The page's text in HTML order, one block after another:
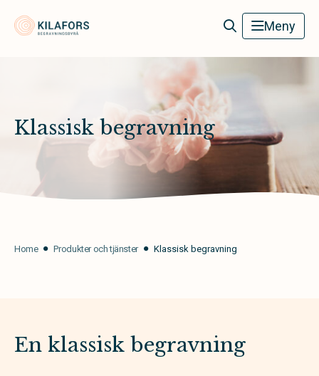
Kilafors Begravningsbyrå Meny
Klassisk begravning
Home Produkter och tjänster Klassisk begravning
En klassisk begravning